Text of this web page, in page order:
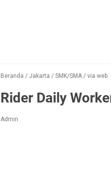
Beranda / Jakarta / SMK/SMA / via web
Rider Daily
Admin